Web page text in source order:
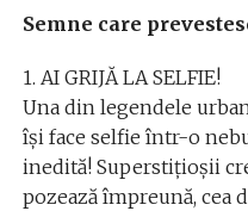
Semne care
1. AI GRIJĂ LA SELFIE!
Una din legendele
își face selfie într-o
inedită! Superstițioșii
pozează împreună, cea